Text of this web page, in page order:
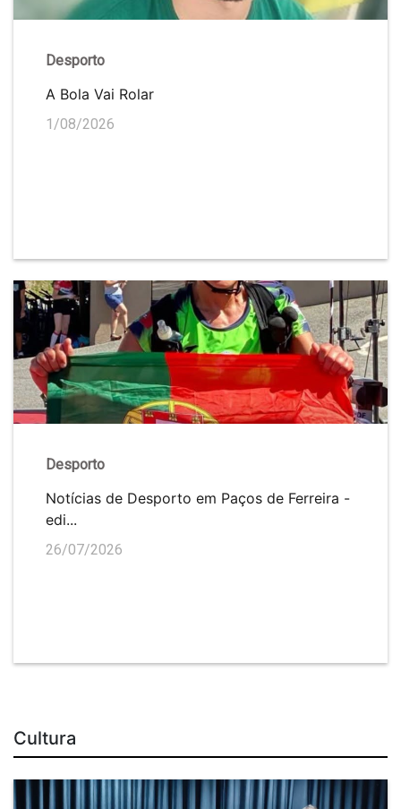
Desporto
A Bola Vai Rolar
1/08/2026
Desporto
Notícias de Desporto em Paços de Ferreira -
edi...
26/07/2026
Cultura